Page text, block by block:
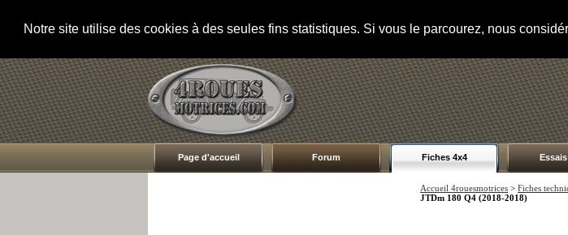
Notre site utilise des cookies à des seules fins statistiques. Si vous le parcourez, nous
Page d'accueil Forum Fiches 4x4
Accueil 4rouesmotrices > Fiches
JTDm 180 Q4 (2018-2018)